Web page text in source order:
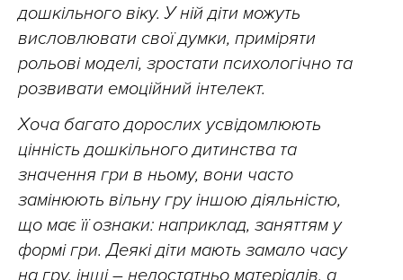
дошкільного віку. У ній діти можуть
висловлювати свої думки, приміряти
рольові моделі, зростати психологічно та
розвивати емоційний інтелект.
Хоча багато дорослих усвідомлюють
цінність дошкільного дитинства та
значення гри в ньому, вони часто
замінюють вільну гру іншою діяльністю,
що має її ознаки: наприклад, заняттям у
формі гри. Деякі діти мають замало часу
на гру, інші – недостатньо матеріалів, а